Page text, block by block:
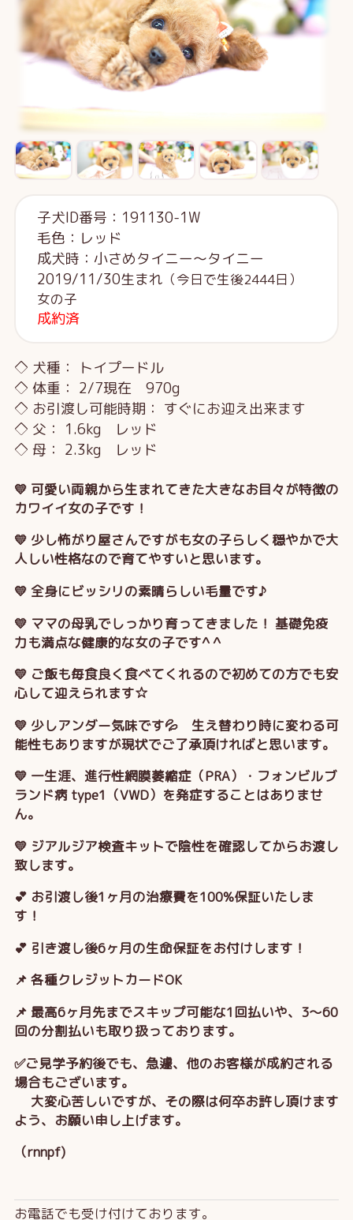
子犬ID番号：191130-1W
毛色：レッド
成犬時：小さめタイニー～タイニー
2019/11/30生まれ （今日で生後2444日）
女の子
成約済
◇ 犬種： トイプードル
◇ 体重： 2/7現在 970g
◇ お引渡し可能時期： すぐにお迎え出来ます
◇ 父： 1.6kg レッド
◇ 母： 2.3kg レッド
💛 可愛い両親から生まれてきた大きなお目々が特徴の
カワイイ女の子です！
💛 少し怖がり屋さんですがも女の子らしく穏やかで大
人しい性格なので育てやすいと思います。
💛 全身にビッシリの素晴らしい毛量です♪
💛 ママの母乳でしっかり育ってきました！ 基礎免疫
力も満点な健康的な女の子です^ ^
💛 ご飯も毎食良く食べてくれるので初めての方でも安
心して迎えられます☆
💛 少しアンダー気味です💦 生え替わり時に変わる可
能性もありますが現状でご了承頂ければと思います。
💛 一生涯、進行性網膜萎縮症（PRA）・フォンビルブ
ランド病 type1（VWD）を発症することはありませ
ん。
💛 ジアルジア検査キットで陰性を確認してからお渡し
致します。
💕 お引渡し後1ヶ月の治療費を100%保証いたしま
す！
💕 引き渡し後6ヶ月の生命保証をお付けします！
📌 各種クレジットカードOK
📌 最高6ヶ月先までスキップ可能な1回払いや、3～60
回の分割払いも取り扱っております。
✅ご見学予約後でも、急遽、他のお客様が成約される
場合もございます。
大変心苦しいですが、その際は何卒お許し頂けます
よう、お願い申し上げます。
（rnnpf)
お電話でも受け付けております。